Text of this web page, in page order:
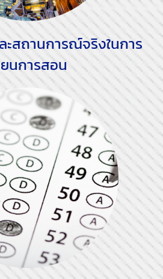
สถานการณ์จริงในการ
ยนการสอน